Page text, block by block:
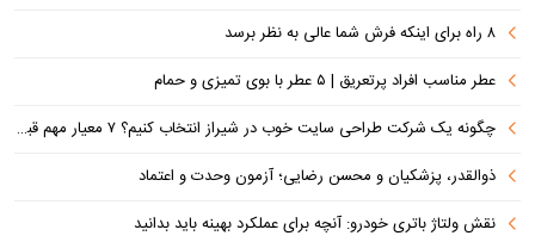
۸ راه برای اینکه فرش شما عالی به نظر برسد
عطر مناسب افراد پرتعریق | ۵ عطر با بوی تمیزی و حمام
چگونه یک شرکت طراحی سایت خوب در شیراز انتخاب کنیم؟ ۷ معیار مهم قبل از سفارش سایت
ذوالقدر، پزشکیان و محسن رضایی؛ آزمون وحدت و اعتماد
نقش ولتاژ باتری خودرو: آنچه برای عملکرد بهینه باید بدانید